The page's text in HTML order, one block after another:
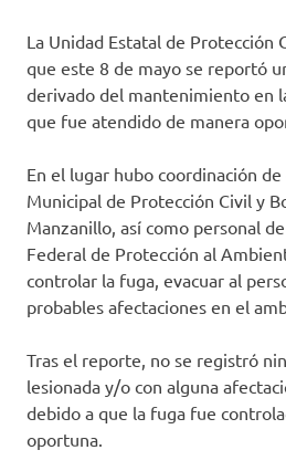
La Unidad Estatal de Protección
que este 8 de mayo se reportó
derivado del mantenimiento en
que fue atendido de manera
En el lugar hubo coordinación
Municipal de Protección Civil y
Manzanillo, así como personal
Federal de Protección al
controlar la fuga, evacuar al
probables afectaciones en el
Tras el reporte, no se registró
lesionada y/o con alguna
debido a que la fuga fue
oportuna.